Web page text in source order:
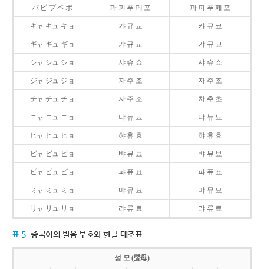
パ ピ プ ペ ポ 파 피 푸 페 포 파 피 푸 페 포
キャ キュ キョ 갸 규 교 캬 큐 쿄
ギャ ギュ ギョ 갸 규 교 갸 규 교
シャ シュ ショ 샤 슈 쇼 샤 슈 쇼
ジャ ジュ ジョ 자 주 조 자 주 조
チャ チュ チョ 자 주 조 차 추 초
ニャ ニュ ニョ 냐 뉴 뇨 냐 뉴 뇨
ヒャ ヒュ ヒョ 햐 휴 효 햐 휴 효
ビャ ビュ ビョ 뱌 뷰 뵤 뱌 뷰 뵤
ピャ ピュ ピョ 퍄 퓨 표 퍄 퓨 표
ミャ ミュ ミョ 먀 뮤 묘 먀 뮤 묘
リャ リュ リョ 랴 류 료 랴 류 료
표 5 중국어의 발음 부호와 한글 대조표
성 모 (聲母)